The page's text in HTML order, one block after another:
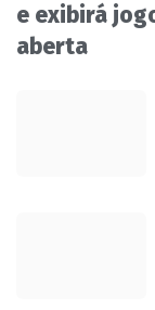
e exibirá
aberta